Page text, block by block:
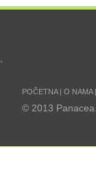
POČETNA| O NAMA
© 2013